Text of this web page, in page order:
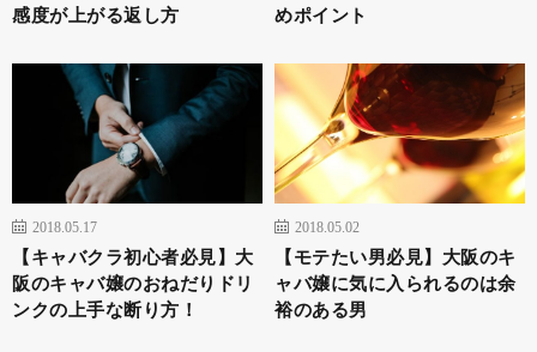
感度が上がる返し方
めポイント
2018.05.17
【キャバクラ初心者必見】大
阪のキャバ嬢のおねだりドリ
ンクの上手な断り方！
2018.05.02
【モテたい男必見】大阪のキ
ャバ嬢に気に入られるのは余
裕のある男